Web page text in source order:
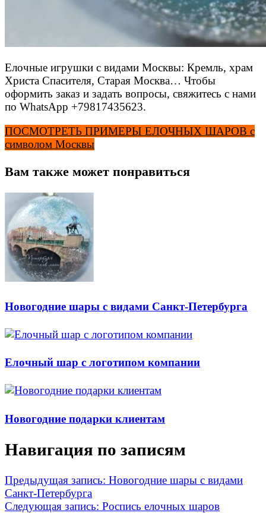
Елочные игрушки с видами Москвы: Кремль, храм
Христа Спасителя, Старая Москва… Чтобы
оформить заказ и задать вопросы, свяжитесь с нами
по WhatsApp +79817435623.
ПОСМОТРЕТЬ ПРИМЕРЫ ЕЛОЧНЫХ ШАРОВ с
символом Москвы
Вам также может понравиться
Новогодние шары с видами Санкт-Петербурга
Елочный шар с логотипом компании
Новогодние подарки клиентам
Навигация по записям
Предыдущая запись: Новогодние шары с видами
Санкт-Петербурга
Следующая запись: Роспись елочных шаров